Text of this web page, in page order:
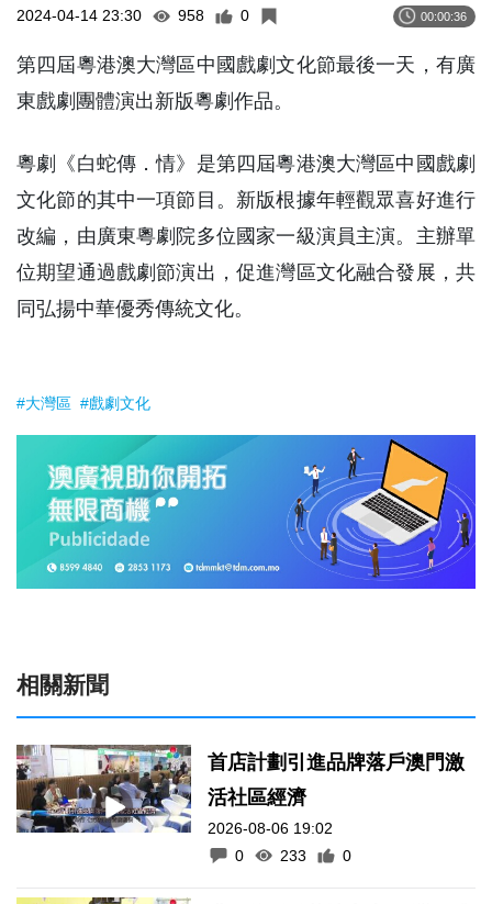
2024-04-14 23:30 958 0 00:00:36
第四屆粵港澳大灣區中國戲劇文化節最後一天，有廣
東戲劇團體演出新版粵劇作品。
粵劇《白蛇傳．情》是第四屆粵港澳大灣區中國戲劇
文化節的其中一項節目。新版根據年輕觀眾喜好進行
改編，由廣東粵劇院多位國家一級演員主演。主辦單
位期望通過戲劇節演出，促進灣區文化融合發展，共
同弘揚中華優秀傳統文化。
#大灣區 #戲劇文化
相關新聞
首店計劃引進品牌落戶澳門激
活社區經濟
2026-08-06 19:02
0
233 0